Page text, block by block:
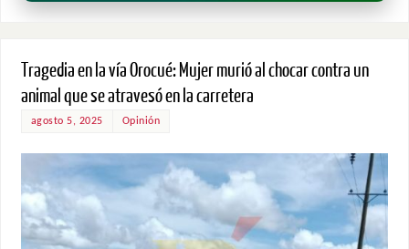
Tragedia en la vía Orocué: Mujer murió al chocar contra un
animal que se atravesó en la carretera
agosto 5, 2025 Opinión